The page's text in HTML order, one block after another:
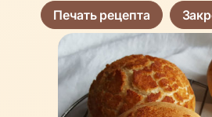
Печать рецепта